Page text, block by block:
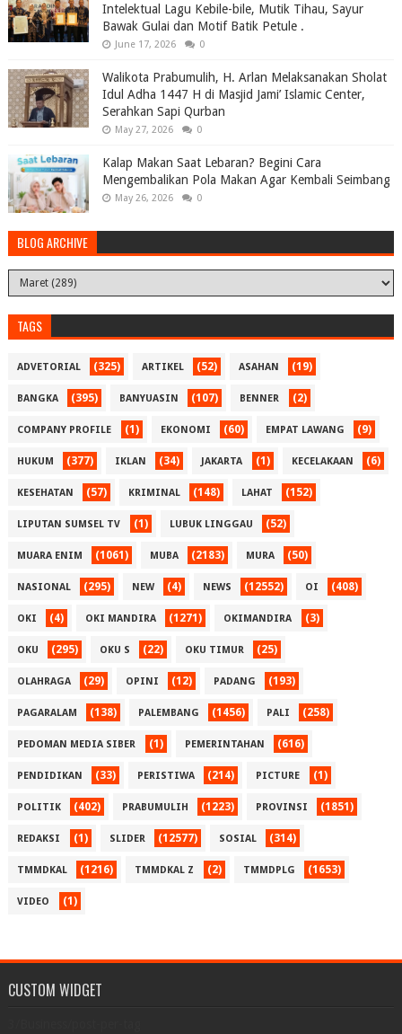
Intelektual Lagu Kebile-bile, Mutik Tihau, Sayur
Bawak Gulai dan Motif Batik Petule .
June 17, 2026 0
Walikota Prabumulih, H. Arlan Melaksanakan Sholat
Idul Adha 1447 H di Masjid Jami’ Islamic Center,
Serahkan Sapi Qurban
May 27, 2026 0
Kalap Makan Saat Lebaran? Begini Cara
Mengembalikan Pola Makan Agar Kembali Seimbang
May 26, 2026 0
BLOG ARCHIVE
TAGS
ADVETORIAL (325) ARTIKEL (52) ASAHAN (19)
BANGKA (395) BANYUASIN (107) BENNER (2)
COMPANY PROFILE (1) EKONOMI (60) EMPAT LAWANG (9)
HUKUM (377) IKLAN (34) JAKARTA (1) KECELAKAAN (6)
KESEHATAN (57) KRIMINAL (148) LAHAT (152)
LIPUTAN SUMSEL TV (1) LUBUK LINGGAU (52)
MUARA ENIM (1061) MUBA (2183) MURA (50)
NASIONAL (295) NEW (4) NEWS (12552) OI (408)
OKI (4) OKI MANDIRA (1271) OKIMANDIRA (3)
OKU (295) OKU S (22) OKU TIMUR (25)
OLAHRAGA (29) OPINI (12) PADANG (193)
PAGARALAM (138) PALEMBANG (1456) PALI (258)
PEDOMAN MEDIA SIBER (1) PEMERINTAHAN (616)
PENDIDIKAN (33) PERISTIWA (214) PICTURE (1)
POLITIK (402) PRABUMULIH (1223) PROVINSI (1851)
REDAKSI (1) SLIDER (12577) SOSIAL (314)
TMMDKAL (1216) TMMDKAL Z (2) TMMDPLG (1653)
VIDEO (1)
CUSTOM WIDGET